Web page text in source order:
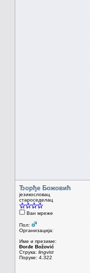
Ђорђе Божовић
језикословац
староседелац
Ван мреже
Пол:
Организација:
Име и презиме:
Đorđe Božović
Струка: lingvist
Поруке: 4.322